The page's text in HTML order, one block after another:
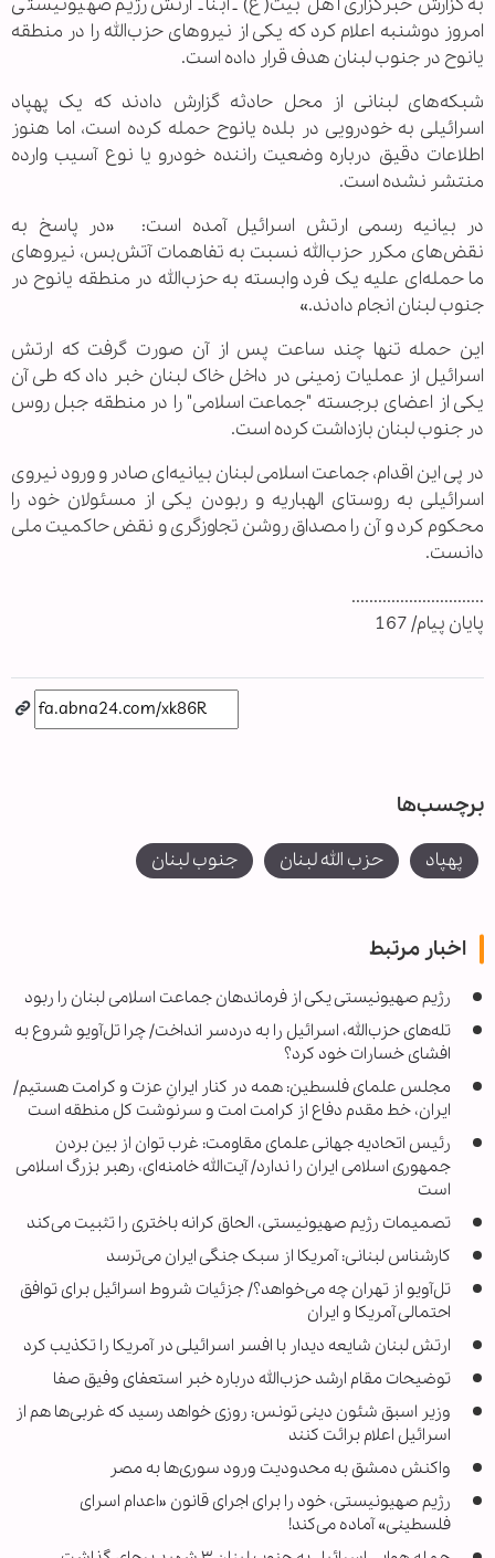
امروز دوشنبه اعلام کرد که یکی از نیروهای حزب‌الله را در منطقه
یانوح در جنوب لبنان هدف قرار داده است.
شبکه‌های لبنانی از محل حادثه گزارش دادند که یک پهپاد
اسرائیلی به خودرویی در بلده یانوح حمله کرده است، اما هنوز
اطلاعات دقیق درباره وضعیت راننده خودرو یا نوع آسیب وارده
منتشر نشده است.
در بیانیه رسمی ارتش اسرائیل آمده است: «در پاسخ به
نقض‌های مکرر حزب‌الله نسبت به تفاهمات آتش‌بس، نیروهای
ما حمله‌ای علیه یک فرد وابسته به حزب‌الله در منطقه یانوح در
جنوب لبنان انجام دادند.»
این حمله تنها چند ساعت پس از آن صورت گرفت که ارتش
اسرائیل از عملیات زمینی در داخل خاک لبنان خبر داد که طی آن
یکی از اعضای برجسته "جماعت اسلامی" را در منطقه جبل روس
در جنوب لبنان بازداشت کرده است.
در پی این اقدام، جماعت اسلامی لبنان بیانیه‌ای صادر و ورود نیروی
اسرائیلی به روستای الهباریه و ربودن یکی از مسئولان خود را
محکوم کرد و آن را مصداق روشن تجاوزگری و نقض حاکمیت ملی
دانست.
..............................
پایان پیام/ 167
برچسب‌ها
پهپاد حزب الله لبنان جنوب لبنان
اخبار مرتبط
رژیم صهیونیستی یکی از فرماندهان جماعت اسلامی لبنان را ربود
تله‌های حزب‌الله، اسرائیل را به دردسر انداخت/ چرا تل‌آویو شروع به
افشای خسارات خود کرد؟
مجلس علمای فلسطین: همه در کنار ایرانِ عزت و کرامت هستیم/
ایران، خط مقدم دفاع از کرامت امت و سرنوشت کل منطقه است
رئیس اتحادیه جهانی علمای مقاومت: غرب توان از بین بردن
جمهوری اسلامی ایران را ندارد/ آیت‌الله خامنه‌ای، رهبر بزرگ اسلامی
است
تصمیمات رژیم صهیونیستی، الحاق کرانه باختری را تثبیت می‌کند
کارشناس لبنانی: آمریکا از سبک جنگی ایران می‌ترسد
تل‌آویو از تهران چه می‌خواهد؟/ جزئیات شروط اسرائیل برای توافق
احتمالی آمریکا و ایران
ارتش لبنان شایعه دیدار با افسر اسرائیلی در آمریکا را تکذیب کرد
توضیحات مقام ارشد حزب‌الله درباره خبر استعفای وفیق صفا
وزیر اسبق شئون دینی تونس: روزی خواهد رسید که غربی‌ها هم از
اسرائیل اعلام برائت کنند
واکنش دمشق به محدودیت ورود سوری‌ها به مصر
رژیم صهیونیستی، خود را برای اجرای قانون «اعدام اسرای
فلسطینی» آماده می‌کند!